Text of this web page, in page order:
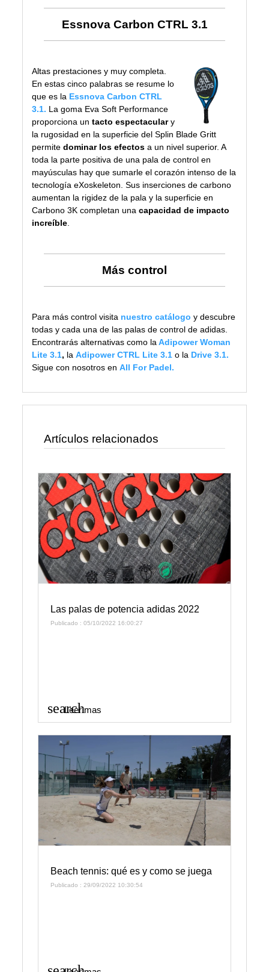
Essnova Carbon CTRL 3.1
Altas prestaciones y muy completa.
En estas cinco palabras se resume lo
que es la Essnova Carbon CTRL
3.1. La goma Eva Soft Performance
proporciona untacto espectaculary
la rugosidad en la superficie del Splin Blade Gritt
permitedominar los efectos a un nivel superior. A
toda la parte positiva de una pala de control en
mayúsculas hay que sumarle el corazón intenso de la
tecnología eXoskeleton. Sus inserciones de carbono
aumentan la rigidez de la pala y la superficie en
Carbono 3K completan unacapacidad de impacto
increíble
Más control
Para más control visita nuestro catálogo y descubre
todas y cada una de las palas de control de adidas.
Encontrarás alternativas como la Adipower Woman
Lite 3.1, laAdipower CTRL Lite 3.1 o la Drive 3.1.
Sigue con nosotros enAll For Padel.
Artículos relacionados
Las palas de potencia adidas 2022
Publicado : 05/10/2022 16:00:27
search
Leer mas
Beach tennis: qué es y como se juega
Publicado : 29/09/2022 10:30:54